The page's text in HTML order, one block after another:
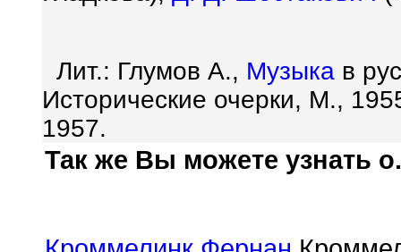
Лит.: Глумов А., Музыка в
Исторические очерки, М.,
1957.
Так же Вы можете узнать